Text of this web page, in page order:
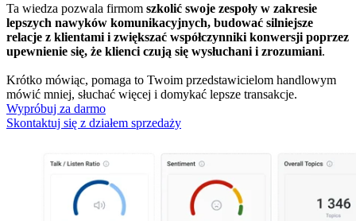
Ta wiedza pozwala firmom szkolić swoje zespoły w zakresie
lepszych nawyków komunikacyjnych, budować silniejsze
relacje z klientami i zwiększać współczynniki konwersji poprzez
upewnienie się, że klienci czują się wysłuchani i zrozumiani.
Krótko mówiąc, pomaga to Twoim przedstawicielom handlowym
mówić mniej, słuchać więcej i domykać lepsze transakcje.
Wypróbuj za darmo
Skontaktuj się z działem sprzedaży